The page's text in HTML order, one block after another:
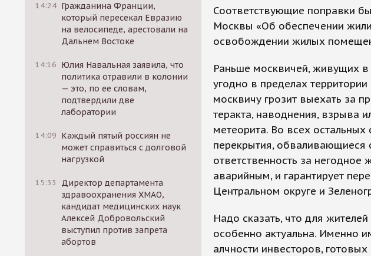
14:24 Гражданина Франции,
который пересекал Евразию
на велосипеде, арестовали на
Дальнем Востоке
14:16 Юлия Навальная заявила, что
политика отравили в колонии
— это, по ее словам,
подтвердили две
лаборатории
14:09 Каждый пятый россиян не
может справиться с долговой
нагрузкой
15:33
Директор департамента
здравоохранения ХМАО,
кандидат медицинских наук
Алексей Добровольский
выступил против запрета
абортов
Соответствующие поправки
Москвы «Об обеспечении
освобождении жилых
Раньше москвичей, живущих
угодно в пределах
москвичу грозит выехать за
теракта, наводнения, взрыва
метеорита. Во всех
перекрытия, обваливающиеся
ответственность за негодное
аварийным, и гарантирует
Центральном округе и
Надо сказать, что для
особенно актуальна. Именно
алчности инвесторов,